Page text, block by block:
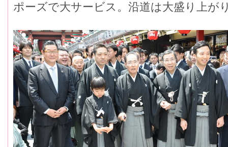
ポーズで大サービス。沿道は大盛り上が